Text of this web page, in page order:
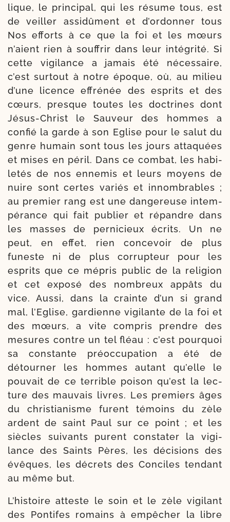
lique, le prin­ci­pal, qui les résume tous, est
de veiller assi­dû­ment et d’ordonner tous
Nos efforts à ce que la foi et les mœurs
n’aient rien à souf­frir dans leur inté­gri­té. Si
cette vigi­lance a jamais été néces­saire,
c’est sur­tout à notre époque, où, au milieu
d’une licence effré­née des esprits et des
cœurs, presque toutes les doc­trines dont
Jésus-​Christ le Sauveur des hommes a
confié la garde à son Eglise pour le salut du
genre humain sont tous les jours atta­quées
et mises en péril. Dans ce com­bat, les habi­
le­tés de nos enne­mis et leurs moyens de
nuire sont certes variés et innom­brables ;
au pre­mier rang est une dan­ge­reuse intem­
pé­rance qui fait publier et répandre dans
les masses de per­ni­cieux écrits. Un ne
peut, en effet, rien conce­voir de plus
funeste ni de plus cor­rup­teur pour les
esprits que ce mépris public de la reli­gion
et cet expo­sé des nom­breux appâts du
vice. Aussi, dans la crainte d’un si grand
mal, l’Eglise, gar­dienne vigi­lante de la foi et
des mœurs, a vite com­pris prendre des
mesures contre un tel fléau : c’est pour­quoi
sa cons­tante pré­oc­cu­pa­tion a été de
détour­ner les hommes autant qu’elle le
pou­vait de ce ter­rible poi­son qu’est la lec­
ture des mau­vais livres. Les pre­miers âges
du chris­tia­nisme furent témoins du zèle
ardent de saint Paul sur ce point ; et les
siècles sui­vants purent consta­ter la vigi­
lance des Saints Pères, les déci­sions des
évêques, les décrets des Conciles ten­dant
au même but.
L’histoire atteste le soin et le zèle vigi­lant
des Pontifes romains à empê­cher la libre